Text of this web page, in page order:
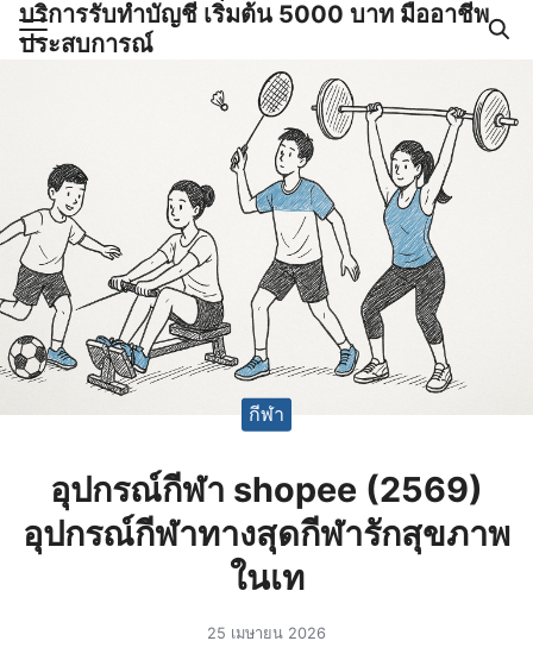
Skipบริการรับทำบัญชี เริ่มต้น 5000 บาท มืออาชีพ
ประสบการณ์
ญชีและภาษีครบวงจร |
กีฬา
อุปกรณ์กีฬา shopee (2569)
อุปกรณ์กีฬาทางสุดกีฬารักสุขภาพ
ในเท
25 เมษายน 2026